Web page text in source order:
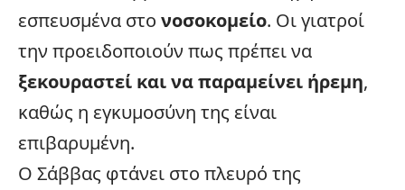
εσπευσμένα στο νοσοκομείο. Οι γιατροί
την προειδοποιούν πως πρέπει να
ξεκουραστεί και να παραμείνει ήρεμη,
καθώς η εγκυμοσύνη της είναι
επιβαρυμένη.
Ο Σάββας φτάνει στο πλευρό της